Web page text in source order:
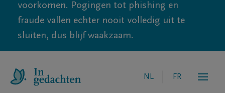
voorkomen. Pogingen tot phishing en
fraude vallen echter nooit volledig uit te
sluiten, dus blijf waakzaam.
NL FR